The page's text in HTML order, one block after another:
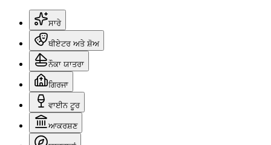
ਸਾਰੇ
ਥੀਏਟਰ ਅਤੇ ਸ਼ੋਅ
ਨੌਕਾ ਯਾਤਰਾ
ਗਿਰਜਾ
ਵਾਈਨ ਟੂਰ
ਆਕਰਸ਼ਣ